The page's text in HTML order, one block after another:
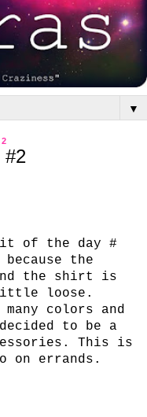
▼
#2
of the day #
the
the shirt is
little loose.
colors and
to be a
This is
on errands.